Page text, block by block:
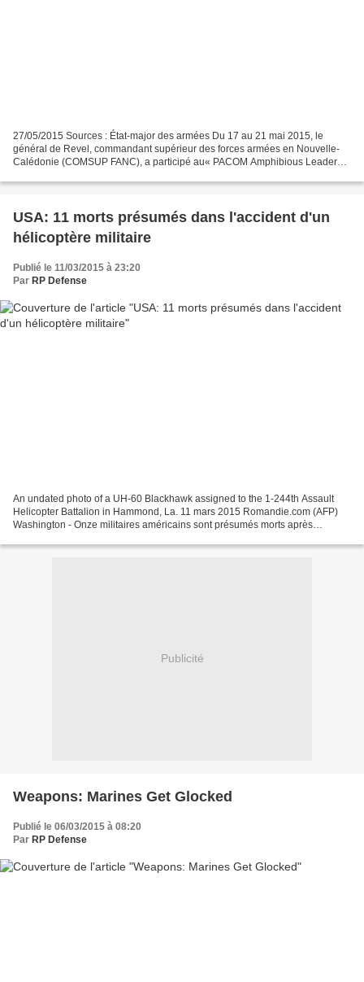
27/05/2015 Sources : État-major des armées Du 17 au 21 mai 2015, le
général de Revel, commandant supérieur des forces armées en Nouvelle-
Calédonie (COMSUP FANC), a participé au« PACOM Amphibious Leaders’
USA: 11 morts présumés dans l'accident d'un
hélicoptère militaire
Publié le 11/03/2015 à 23:20
Par RP Defense
An undated photo of a UH-60 Blackhawk assigned to the 1-244th Assault
Helicopter Battalion in Hammond, La. 11 mars 2015 Romandie.com (AFP)
Washington - Onze militaires américains sont présumés morts après
Publicité
Weapons: Marines Get Glocked
Publié le 06/03/2015 à 08:20
Par RP Defense